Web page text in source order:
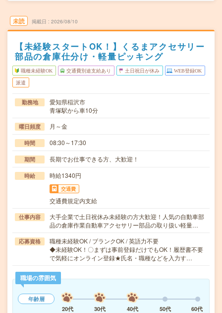
未読 掲載日 2026/08/10
【未経験スタートOK！】くるまアクセサリー
部品の倉庫仕分け・軽量ピッキング
職種未経験OK 交通費別途支給あり 土日祝日が休み WEB登録OK
派遣
勤務地
愛知県稲沢市
青塚駅から車10分
曜日頻度 月～金
時間 08:30～17:30
期間 長期でお仕事できる方、大歓迎！
時給 時給1340円
交通費
交通費規定内支給
仕事内容
大手企業で土日祝休み未経験の方大歓迎！人気の自動車部
品の倉庫作業自動車アクセサリー部品の取り扱い軽量…
応募資格
職種未経験OK / ブランクOK / 英語力不要
◆未経験OK！〇まずは事前登録だけでもOK！履歴書不要
で気軽にオンライン登録★氏名・職種などを入力す…
職場の雰囲気
年齢層
20代
30代 40代 50代 60代